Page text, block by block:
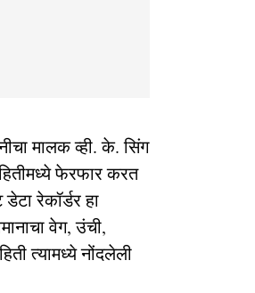
मालक व्ही. के. सिंग
फेरफार करत
रेकॉर्डर हा
वेग, उंची,
त्यामध्ये नोंदलेली